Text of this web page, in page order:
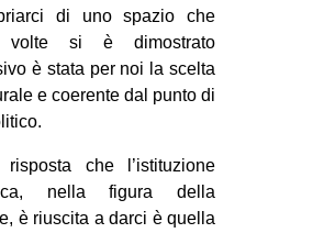
AMERICHE
ESTREMO ORIENTE
EUROPA
MEDIO ORIENTE
MONDO
di uno spazio che
volte si è dimostrato
è stata per noi la scelta
e coerente dal punto di
risposta che l’istituzione
nella figura della
è riuscita a darci è quella